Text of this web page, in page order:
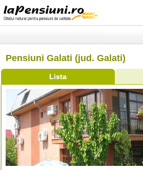
Pensiuni Galati (jud. Galati)
Lista